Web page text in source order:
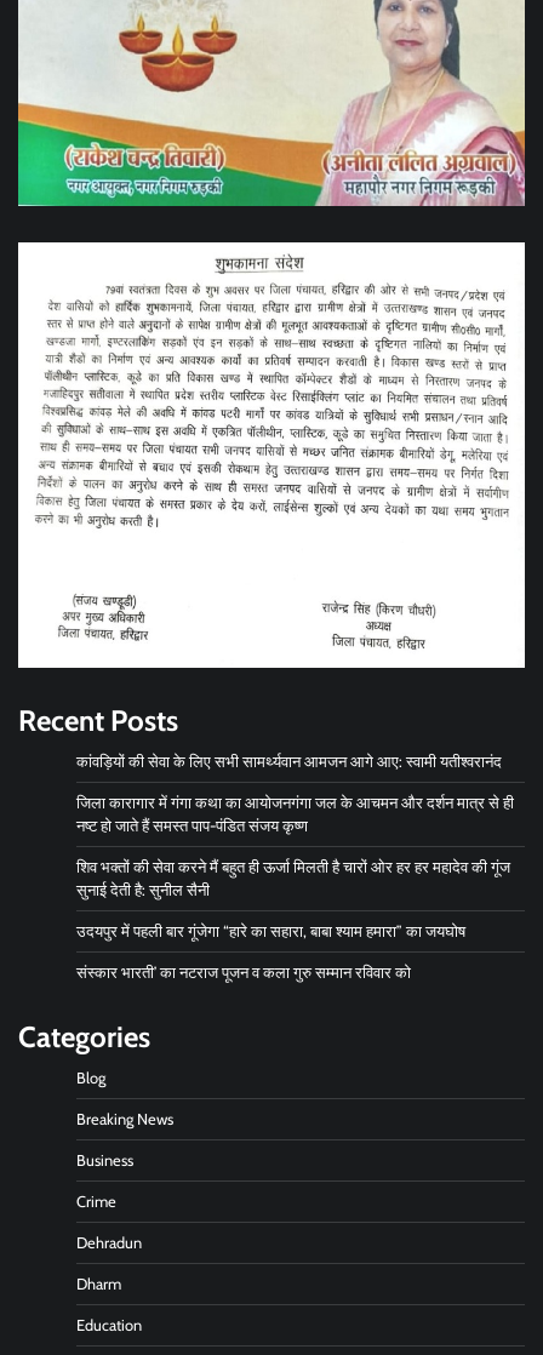
Recent Posts
कांवड़ियों की सेवा के लिए सभी सामर्थ्यवान आमजन आगे आए: स्वामी यतीश्वरानंद
जिला कारागार में गंगा कथा का आयोजनगंगा जल के आचमन और दर्शन मात्र से ही
नष्ट हो जाते हैं समस्त पाप-पंडित संजय कृष्ण
शिव भक्तों की सेवा करने मैं बहुत ही ऊर्जा मिलती है चारों ओर हर हर महादेव की गूंज
सुनाई देती है: सुनील सैनी
उदयपुर में पहली बार गूंजेगा “हारे का सहारा, बाबा श्याम हमारा” का जयघोष
संस्कार भारती’ का नटराज पूजन व कला गुरु सम्मान रविवार को
Categories
Blog
Breaking News
Business
Crime
Dehradun
Dharm
Education